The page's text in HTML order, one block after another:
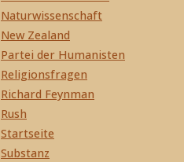
Naturwissenschaft
New Zealand
Partei der Humanisten
Religionsfragen
Richard Feynman
Rush
Startseite
Substanz